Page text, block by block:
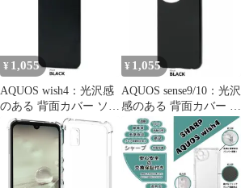
¥ 1,055
AQUOS wish4：光沢感
のある 背面カバー ソフ
ト ケース★ブラック 黒
¥ 1,055
AQUOS sense9/10：光沢
感のある 背面カバー ソ
フトケース★ブラック